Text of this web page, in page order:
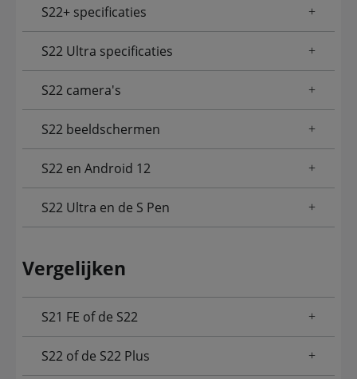
S22+ specificaties
S22 Ultra specificaties
S22 camera's
S22 beeldschermen
S22 en Android 12
S22 Ultra en de S Pen
Vergelijken
S21 FE of de S22
S22 of de S22 Plus